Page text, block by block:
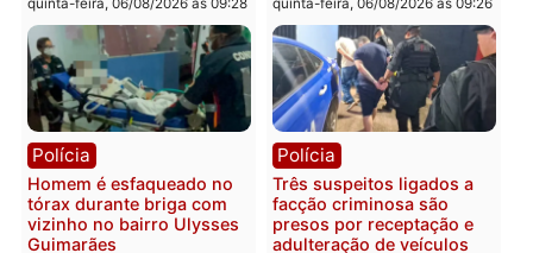
Tragédia na BR-364:
colisão entre caminhão e
carro deixa quatro mortos
em Porto Velho
quinta-feira, 06/08/2026 às 20:51
Ministro Dias Tofolli , do
TSE, determina
e processamento da
que pode levar à perda
mandato da prefeita de
Pimenta Bueno
quinta-feira, 06/08/2026 às